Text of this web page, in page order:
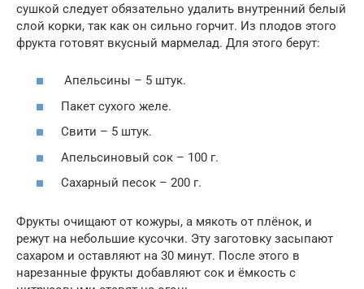
сушкой следует обязательно удалить внутренний белый
слой корки, так как он сильно горчит. Из плодов этого
фрукта готовят вкусный мармелад. Для этого берут:
Апельсины – 5 штук.
Пакет сухого желе.
Свити – 5 штук.
Апельсиновый сок – 100 г.
Сахарный песок – 200 г.
Фрукты очищают от кожуры, а мякоть от плёнок, и
режут на небольшие кусочки. Эту заготовку засыпают
сахаром и оставляют на 30 минут. После этого в
нарезанные фрукты добавляют сок и ёмкость с